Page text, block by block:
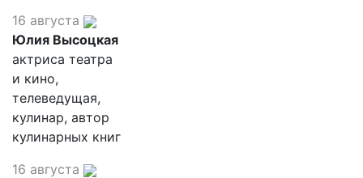
16 августа
Юлия Высоцкая
актриса театра
и кино,
телеведущая,
кулинар, автор
кулинарных книг
16 августа